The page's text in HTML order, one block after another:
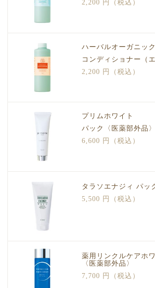
2,200 円（税込）
ハーバルオーガニック
コンディショナー（
2,200 円（税込）
プリムホワイト
パック〈医薬部外品〉
6,600 円（税込）
タラソエナジィ パッ
5,500 円（税込）
薬用リンクルケアホ
〈医薬部外品〉
7,700 円（税込）